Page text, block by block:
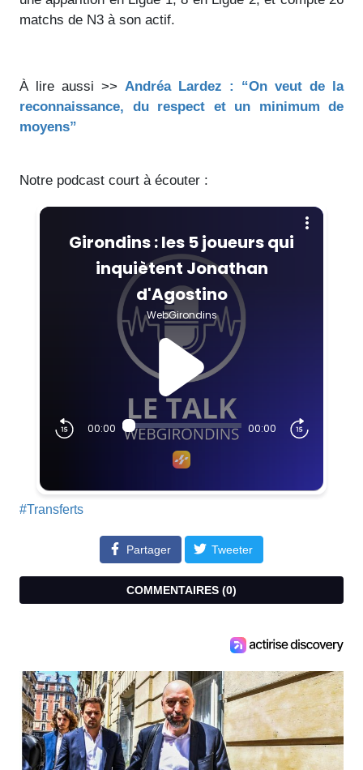
matchs de N3 à son actif.
À lire aussi >> Andréa Lardez : “On veut de la
reconnaissance, du respect et un minimum de
moyens”
Notre podcast court à écouter :
#Transferts
Partager Tweeter
COMMENTAIRES (0)